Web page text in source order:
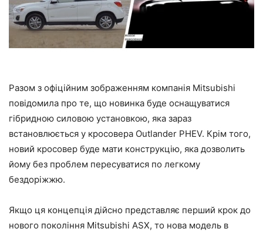
Разом з офіційним зображенням компанія Mitsubishi
повідомила про те, що новинка буде оснащуватися
гібридною силовою установкою, яка зараз
встановлюється у кросовера Outlander PHEV. Крім того,
новий кросовер буде мати конструкцію, яка дозволить
йому без проблем пересуватися по легкому
бездоріжжю.
Якщо ця концепція дійсно представляє перший крок до
нового покоління Mitsubishi ASX, то нова модель в